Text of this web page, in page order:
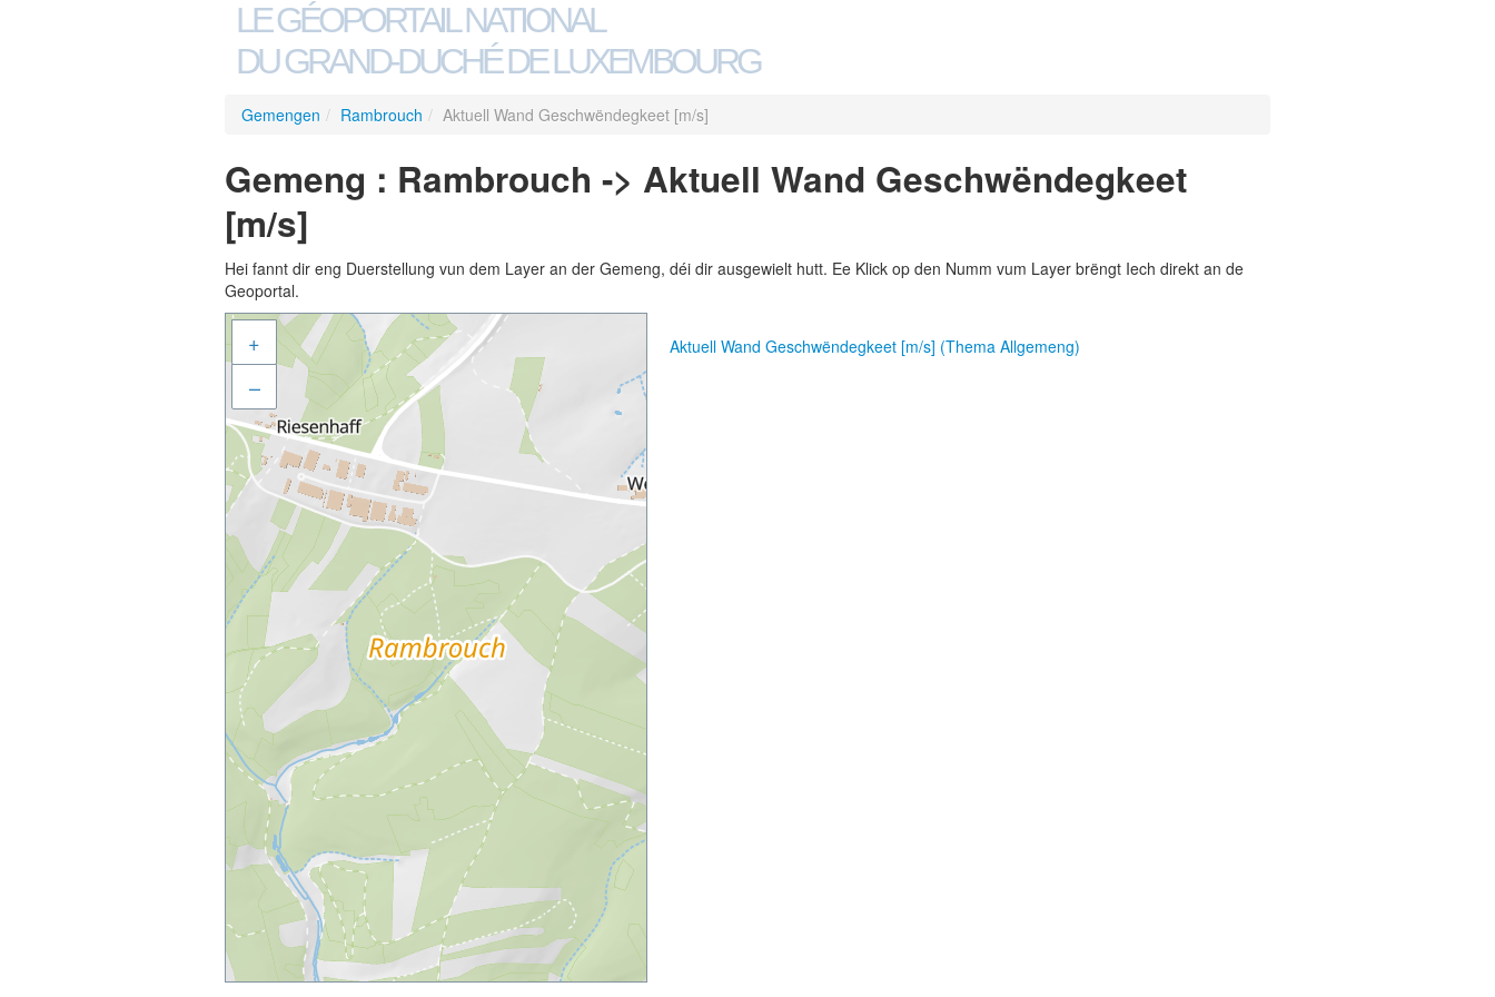
LE GÉOPORTAIL NATIONAL
DU GRAND-DUCHÉ DE LUXEMBOURG
Gemengen / Rambrouch / Aktuell Wand Geschwëndegkeet [m/s]
Gemeng : Rambrouch -> Aktuell Wand Geschwëndegkeet
[m/s]
Hei fannt dir eng Duerstellung vun dem Layer an der Gemeng, déi dir ausgewielt hutt. Ee Klick op den Numm vum Layer brëngt Iech direkt an de
Geoportal.
+
–
Aktuell Wand Geschwëndegkeet [m/s] (Thema Allgemeng)